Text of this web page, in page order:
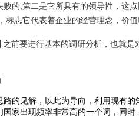
败的;第二是它所具有的领导性，这
志它代表着企业的经营理念，价
前要进行基本的调研分析，也就
的见解，以此为导向，利用现有
家出现频率非常高的一个词，同时